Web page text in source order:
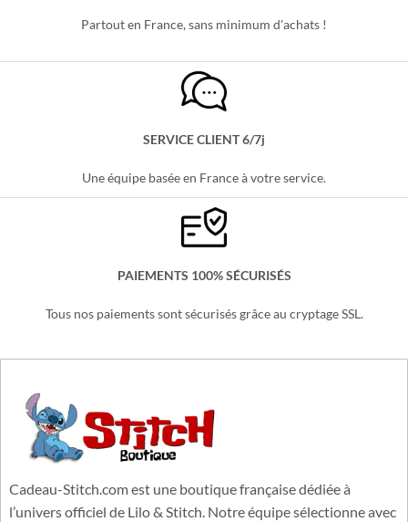
Partout en France, sans minimum d'achats !
SERVICE CLIENT 6/7j
Une équipe basée en France à votre service.
PAIEMENTS 100% SÉCURISÉS
Tous nos paiements sont sécurisés grâce au cryptage SSL.
Cadeau-Stitch.com est une boutique française dédiée à
l’univers officiel de Lilo & Stitch. Notre équipe sélectionne avec